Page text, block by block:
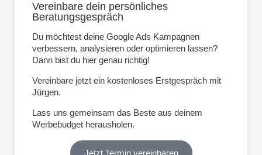
Vereinbare dein persönliches
Beratungsgespräch
Du möchtest deine Google Ads Kampagnen
verbessern, analysieren oder optimieren lassen?
Dann bist du hier genau richtig!
Vereinbare jetzt ein kostenloses Erstgespräch mit
Jürgen.
Lass uns gemeinsam das Beste aus deinem
Werbebudget herausholen.